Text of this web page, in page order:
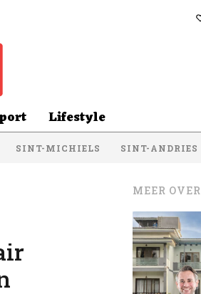
Lifestyle
SINT-MICHIELS SINT-ANDRIES
MEER OVER